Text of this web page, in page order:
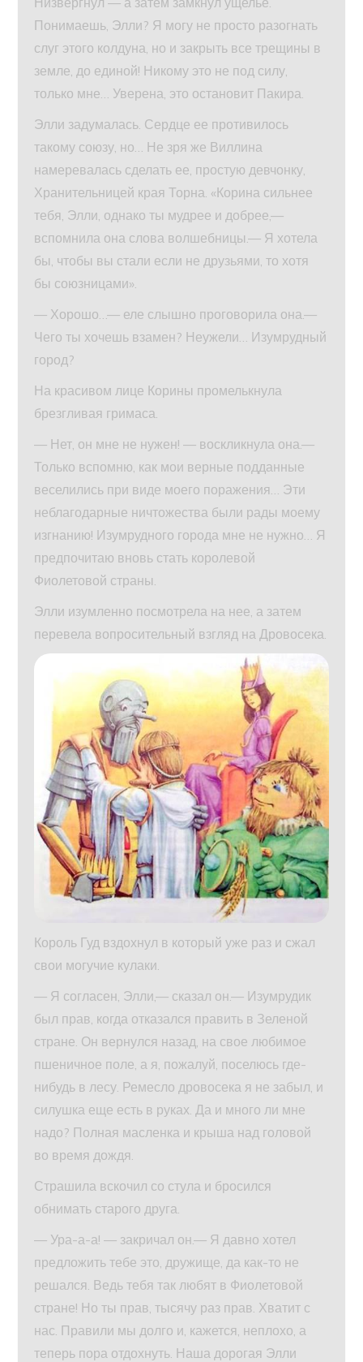
Понимаешь, Элли? Я могу не просто разогнать
слуг этого колдуна, но и закрыть все трещины в
земле, до единой! Никому это не под силу,
только мне… Уверена, это остановит Пакира.
Элли задумалась. Сердце ее противилось
такому союзу, но… Не зря же Виллина
намеревалась сделать ее, простую девчонку,
Хранительницей края Торна. «Корина сильнее
тебя, Элли, однако ты мудрее и добрее,—
вспомнила она слова волшебницы.— Я хотела
бы, чтобы вы стали если не друзьями, то хотя
бы союзницами».
— Хорошо…— еле слышно проговорила она.—
Чего ты хочешь взамен? Неужели… Изумрудный
город?
На красивом лице Корины промелькнула
брезгливая гримаса.
— Нет, он мне не нужен! — воскликнула она.—
Только вспомню, как мои верные подданные
веселились при виде моего поражения… Эти
неблагодарные ничтожества были рады моему
изгнанию! Изумрудного города мне не нужно… Я
предпочитаю вновь стать королевой
Фиолетовой страны.
Элли изумленно посмотрела на нее, а затем
перевела вопросительный взгляд на Дровосека.
Король Гуд вздохнул в который уже раз и сжал
свои могучие кулаки.
— Я согласен, Элли,— сказал он.— Изумрудик
был прав, когда отказался править в Зеленой
стране. Он вернулся назад, на свое любимое
пшеничное поле, а я, пожалуй, поселюсь где-
нибудь в лесу. Ремесло дровосека я не забыл, и
силушка еще есть в руках. Да и много ли мне
надо? Полная масленка и крыша над головой
во время дождя.
Страшила вскочил со стула и бросился
обнимать старого друга.
— Ура-а-а! — закричал он.— Я давно хотел
предложить тебе это, дружище, да как-то не
решался. Ведь тебя так любят в Фиолетовой
стране! Но ты прав, тысячу раз прав. Хватит с
нас. Правили мы долго и, кажется, неплохо, а
теперь пора отдохнуть. Наша дорогая Элли